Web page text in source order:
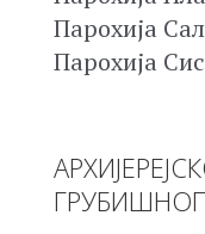
Парохија
Парохија